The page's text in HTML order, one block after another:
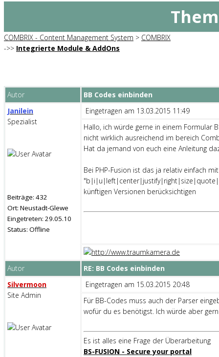
COMBRIX - Content Management System > COMBRIX
->> Integrierte Module & AddOns
Autor
BB Codes einbinden
Janilein
Spezialist
Beiträge: 432
Ort: Neustadt-Glewe
Eingetreten: 29.05.10
Status: Offline
Eingetragen am 13.03.2015 11:49
Hallo, ich würde gerne in einem Formular
nicht wirklich ausreichend im bereich
Hat da jemand von euch eine Anleitung
Bei PHP-Fusion ist das ja relativ einfach
künftigen Versionen berücksichtigen
Autor
RE: BB Codes einbinden
Silvermoon
Site Admin
Eingetragen am 15.03.2015 20:48
Für BB-Codes muss auch der Parser
wofür du es benötigst. Ich würde aber
Es ist alles eine Frage der Überarbeitung
BS-FUSION - Secure your portal